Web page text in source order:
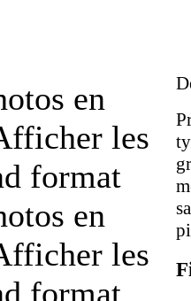
en
les
format
en
les
format